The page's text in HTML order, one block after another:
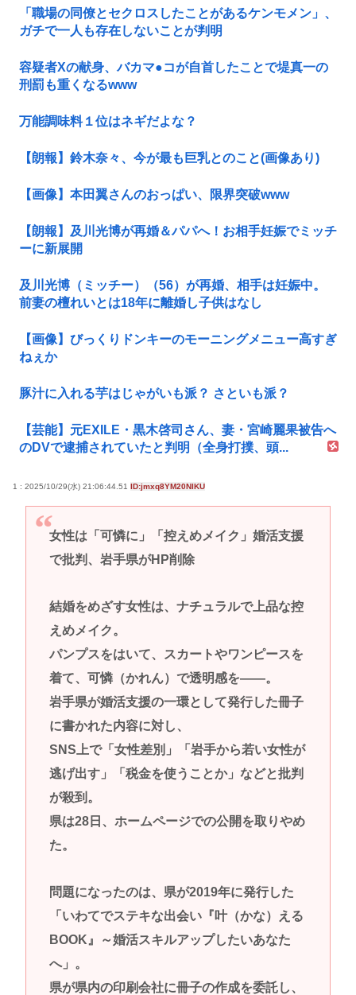
「職場の同僚とセクロスしたことがあるケンモメン」、
ガチで一人も存在しないことが判明
容疑者Xの献身、バカマ●コが自首したことで堤真一の
刑罰も重くなるwww
万能調味料１位はネギだよな？
【朗報】鈴木奈々、今が最も巨乳とのこと(画像あり)
【画像】本田翼さんのおっぱい、限界突破www
【朗報】及川光博が再婚＆パパへ！お相手妊娠でミッチ
ーに新展開
及川光博（ミッチー）（56）が再婚、相手は妊娠中。
前妻の檀れいとは18年に離婚し子供はなし
【画像】びっくりドンキーのモーニングメニュー高すぎ
ねぇか
豚汁に入れる芋はじゃがいも派？ さといも派？
【芸能】元EXILE・黒木啓司さん、妻・宮崎麗果被告へ
のDVで逮捕されていたと判明（全身打撲、頭...
1 : 2025/10/29(水) 21:06:44.51 ID:jmxq8YM20NIKU
女性は「可憐に」「控えめメイク」婚活支援
で批判、岩手県がHP削除
結婚をめざす女性は、ナチュラルで上品な控
えめメイク。
パンプスをはいて、スカートやワンピースを
着て、可憐（かれん）で透明感を――。
岩手県が婚活支援の一環として発行した冊子
に書かれた内容に対し、
SNS上で「女性差別」「岩手から若い女性が
逃げ出す」「税金を使うことか」などと批判
が殺到。
県は28日、ホームページでの公開を取りやめ
た。
問題になったのは、県が2019年に発行した
「いわてでステキな出会い『叶（かな）える
BOOK』～婚活スキルアップしたいあなた
へ」。
県が県内の印刷会社に冊子の作成を委託し、